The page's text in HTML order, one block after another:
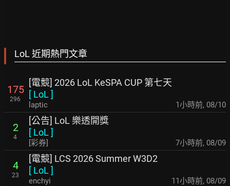
LoL 近期熱門文章
175
296
[電競] 2026 LoL KeSPA CUP 第七天
[ LoL ]
laptic 1小時前, 08/10
2
4
[公告] LoL 樂透開獎
[ LoL ]
[彩券] 7小時前, 08/09
4
23
[電競] LCS 2026 Summer W3D2
[ LoL ]
enchyi 11小時前, 08/09